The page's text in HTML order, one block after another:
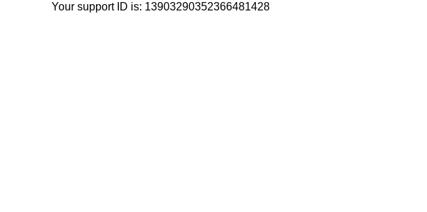
Your support ID is: 13903290352366481428